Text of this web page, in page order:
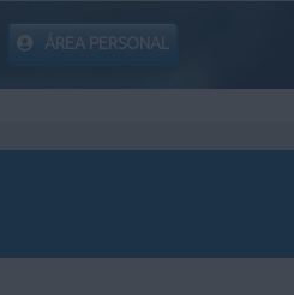
ÁREA PERSONAL